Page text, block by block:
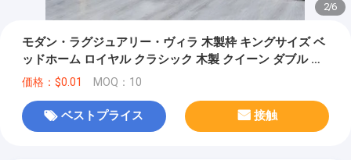
2/6
モダン・ラグジュアリー・ヴィラ 木製枠 キングサイズ ベ
ッドホーム ロイヤル クラシック 木製 クイーン ダブル レ
ザー 寝室具セット
価格：$0.01 MOQ：10
ベストプライス 接触